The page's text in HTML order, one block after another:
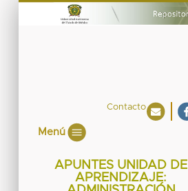
Contacto
Menú
APUNTES UNIDAD DE
APRENDIZAJE: